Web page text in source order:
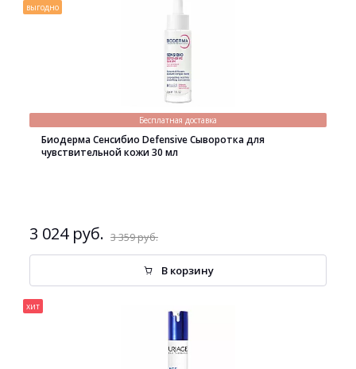
выгодно
Бесплатная доставка
Биодерма Сенсибио Defensive Сыворотка для
чувствительной кожи 30 мл
3 024 руб. 3 359 руб.
В корзину
хит